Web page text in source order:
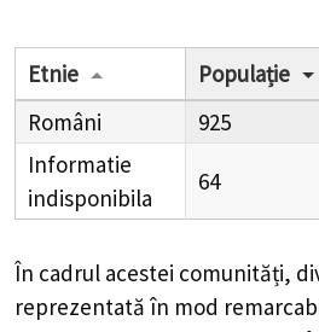
Etnie Populație
Români
925
Informatie
indisponibila
64
În cadrul acestei comunități,
reprezentată în mod